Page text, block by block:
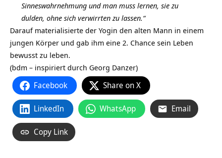
Sinneswahrnehmung und man muss lernen, sie zu
dulden, ohne sich verwirrten zu lassen.“
Darauf materialisierte der Yogin den alten Mann in einem
jungen Körper und gab ihm eine 2. Chance sein Leben
bewusst zu leben.
(bdm – inspiriert durch Georg Danzer)
Facebook Share on X
LinkedIn WhatsApp Email
Copy Link